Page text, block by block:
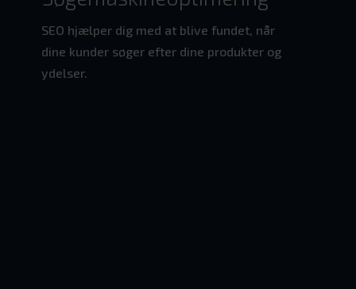
SEO hjælper dig med at blive fundet, når
dine kunder søger efter dine produkter og
ydelser.